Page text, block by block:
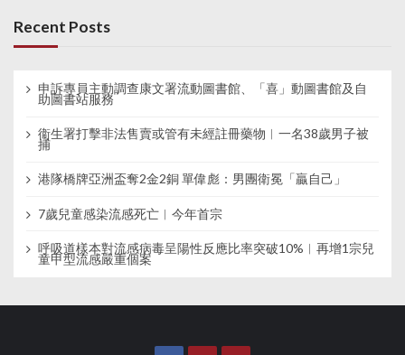
Recent Posts
申訴專員主動調查康文署流動圖書館、「喜」動圖書館及自
助圖書站服務
衞生署打擊非法售賣或管有未經註冊藥物︱一名38歲男子被
捕
港隊橋牌亞洲盃奪2金2銅 單偉彪：男團衛冕「贏自己」
7歲兒童感染流感死亡︱今年首宗
呼吸道樣本對流感病毒呈陽性反應比率突破10%︱再增1宗兒
童甲型流感嚴重個案